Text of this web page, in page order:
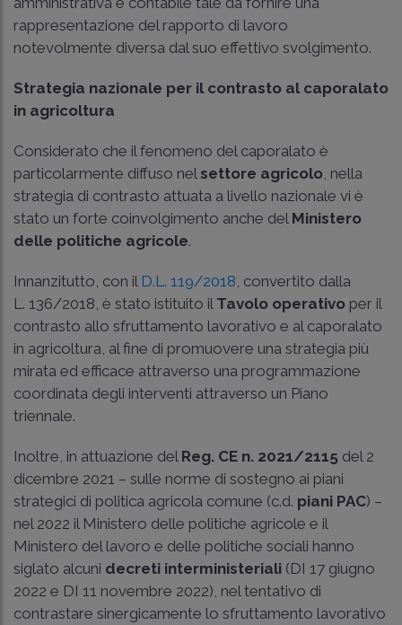
rappresentazione del rapporto di lavoro
notevolmente diversa dal suo effettivo svolgimento.
Strategia nazionale per il contrasto al caporalato
in agricoltura
Considerato che il fenomeno del caporalato è
particolarmente diffuso nel settore agricolo , nella
strategia di contrasto attuata a livello nazionale vi è
stato un forte coinvolgimento anche del Ministero
delle politiche agricole.
Innanzitutto, con il D.L. 119/2018 , convertito dalla
L. 136/2018 , è stato istituito il Tavolo operativo per il
contrasto allo sfruttamento lavorativo e al caporalato
in agricoltura, al fine di promuovere una strategia più
mirata ed efficace attraverso una programmazione
coordinata degli interventi attraverso un Piano
triennale.
Inoltre, in attuazione del Reg. CE n. 2021/2115 del 2
dicembre 2021 – sulle norme di sostegno ai piani
strategici di politica agricola comune (c.d. piani PAC) –
nel 2022 il Ministero delle politiche agricole e il
Ministero del lavoro e delle politiche sociali hanno
siglato alcuni decreti interministeriali (DI 17 giugno
2022 e DI 11 novembre 2022), nel tentativo di
contrastare sinergicamente lo sfruttamento lavorativo